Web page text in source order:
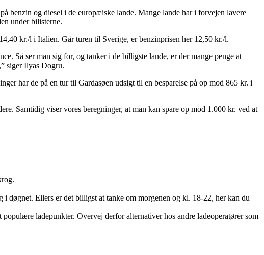
benzin og diesel i de europæiske lande. Mange lande har i forvejen lavere
under bilisterne.
kr./l i Italien. Går turen til Sverige, er benzinprisen her 12,50 kr./l.
Så ser man sig for, og tanker i de billigste lande, er der mange penge at
siger Ilyas Dogru.
har de på en tur til Gardasøen udsigt til en besparelse på op mod 865 kr. i
Samtidig viser vores beregninger, at man kan spare op mod 1.000 kr. ved at
døgnet. Ellers er det billigst at tanke om morgenen og kl. 18-22, her kan du
ladepunkter. Overvej derfor alternativer hos andre ladeoperatører som